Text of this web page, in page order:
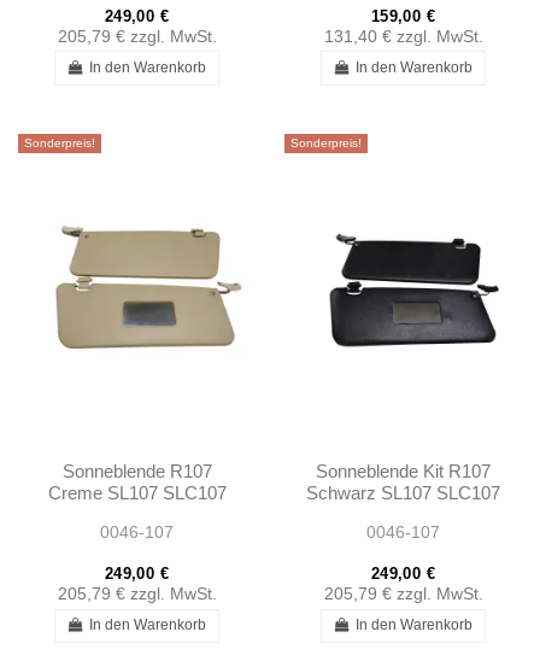
249,00 €
205,79 € zzgl. MwSt.
In den Warenkorb
159,00 €
131,40 € zzgl. MwSt.
In den Warenkorb
Sonderpreis!
Sonneblende R107
Creme SL107 SLC107
0046-107
249,00 €
205,79 € zzgl. MwSt.
In den Warenkorb
Sonderpreis!
Sonneblende Kit R107
Schwarz SL107 SLC107
0046-107
249,00 €
205,79 € zzgl. MwSt.
In den Warenkorb